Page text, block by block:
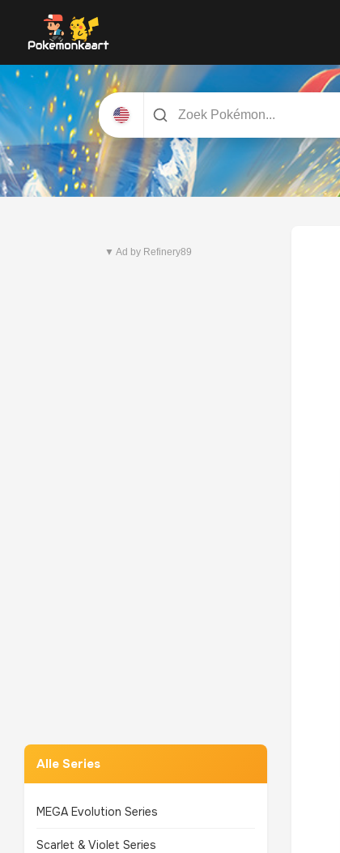
Pitch Black
▼ Ad by Refinery89
Alle Series
MEGA Evolution Series
Scarlet & Violet Series